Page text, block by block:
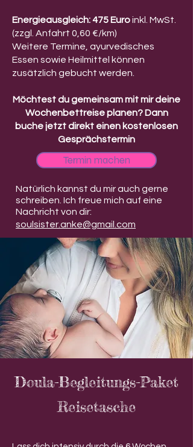
Energieausgleich: 475 Euroinkl. MwSt.
(zzgl. Anfahrt 0,60 €/km)
Weitere Termine, ayurvedisches
Essen sowie Heilmittel können
zusätzlich gebucht werden.
Möchtest du gemeinsam mit mir deine
Wochenbettreise planen? Dann
buche jetzt direkt einen kostenlosen
Gesprächstermin
Termin machen
Natürlich kannst du mir auch gerne
schreiben. Ich freue mich auf eine
Nachricht von dir:
soulsister.anke@gmail.com
Doula-Begleitungs-Paket
Reisetasche